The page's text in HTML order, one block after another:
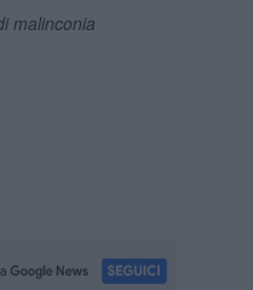
malinconia